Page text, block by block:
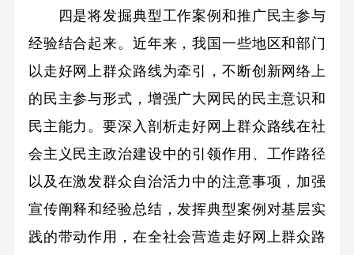
四是将发掘典型工作案例和推广民主参与
经验结合起来。近年来，我国一些地区和部门
以走好网上群众路线为牵引，不断创新网络上
的民主参与形式，增强广大网民的民主意识和
民主能力。要深入剖析走好网上群众路线在社
会主义民主政治建设中的引领作用、工作路径
以及在激发群众自治活力中的注意事项，加强
宣传阐释和经验总结，发挥典型案例对基层实
践的带动作用，在全社会营造走好网上群众路